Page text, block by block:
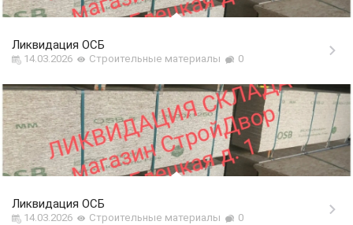
Ликвидация ОСБ
14.03.2026 Строительные материалы 0
Ликвидация ОСБ
14.03.2026 Строительные материалы 0